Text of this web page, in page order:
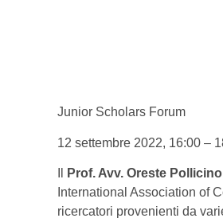
Junior Scholars Forum
12 settembre 2022, 16:00 –
Prof. Avv. Oreste Pollicino
International Association of
ricercatori provenienti da